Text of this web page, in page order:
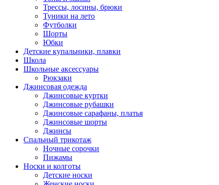
Трессы, лосины, брюки
Туники на лето
Футболки
Шорты
Юбки
Детские купальники, плавки
Школа
Школьные аксессуары
Рюкзаки
Джинсовая одежда
Джинсовые куртки
Джинсовые рубашки
Джинсовые сарафаны, платья
Джинсовые шорты
Джинсы
Спальный трикотаж
Ночные сорочки
Пижамы
Носки и колготы
Детские носки